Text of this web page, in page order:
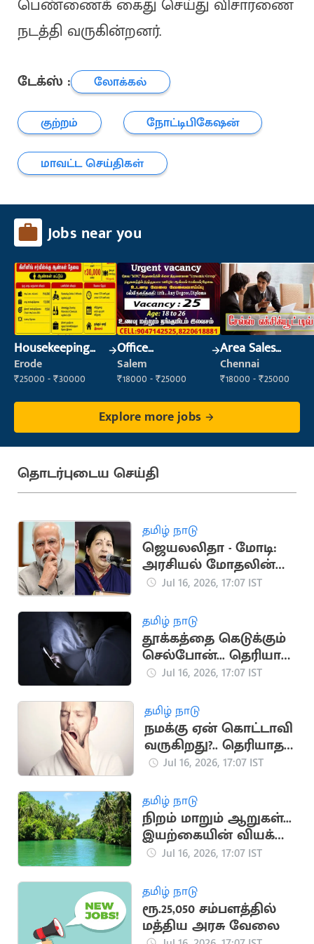
பெண்ணைக் கைது செய்து விசாரணை
நடத்தி வருகின்றனர்.
டேக்ஸ் :
லோக்கல்
குற்றம்
நோட்டிபிகேஷன்
மாவட்ட செய்திகள்
Jobs near you
Housekeeping
Staff
(Housekeeping)
Erode
₹25000 - ₹30000
Office
Maintenance
Staff
Salem
₹18000 - ₹25000
Area Sales
Executive
Chennai
₹18000 - ₹25000
Explore more jobs
தொடர்புடைய செய்தி
தமிழ் நாடு
ஜெயலலிதா - மோடி:
அரசியல் மோதலின்
முக்கிய தருணங்கள்
Jul 16, 2026, 17:07 IST
தமிழ் நாடு
தூக்கத்தை கெடுக்கும்
செல்போன்... தெரியாத
ஆபத்துகள்
Jul 16, 2026, 17:07 IST
தமிழ் நாடு
நமக்கு ஏன் கொட்டாவி
வருகிறது?.. தெரியாத
சுவாரஸ்ய
Jul 16, 2026, 17:07 IST
தமிழ் நாடு
நிறம் மாறும் ஆறுகள்...
இயற்கையின் வியக்க
வைக்கும்
Jul 16, 2026, 17:07 IST
தமிழ் நாடு
ரூ.25,050 சம்பளத்தில்
மத்திய அரசு வேலை